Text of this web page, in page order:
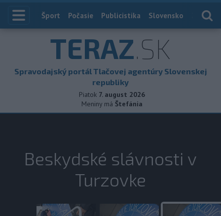
Index
Šport Počasie Publicistika Slovensko
TERAZ.SK
Spravodajský portál Tlačovej agentúry Slovenskej
republiky
Piatok 7. august 2026
Meniny má Štefánia
Beskydské slávnosti v
Turzovke